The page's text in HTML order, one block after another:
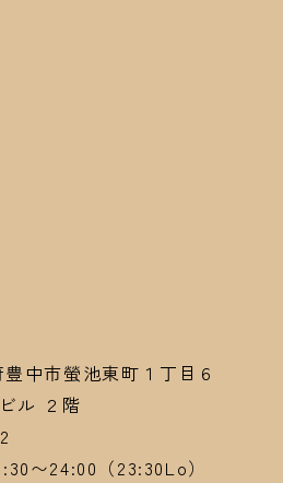
中市螢池東町１丁目６
ル ２階
〜24:00（23:30Lo）